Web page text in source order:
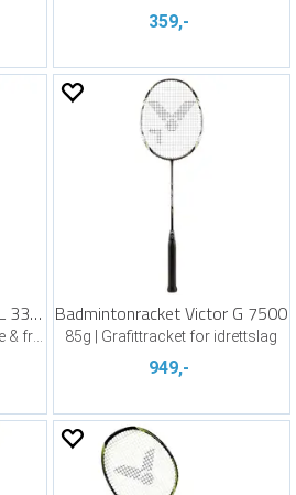
359,-
Badmintonracket Victor AL 3300 Badmintonracket Victor G 7500
85g | Grafittracket for idrettslag
949,-